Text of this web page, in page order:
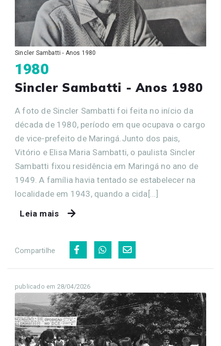
Sincler Sambatti - Anos 1980
1980
Sincler Sambatti - Anos 1980
A foto de Sincler Sambatti foi feita no início da
década de 1980, período em que ocupava o cargo
de vice-prefeito de Maringá.Junto dos pais,
Vitório e Elisa Maria Sambatti, o paulista Sincler
Sambatti fixou residência em Maringá no ano de
1949. A família havia tentado se estabelecer na
localidade em 1943, quando a cida[...]
Leia mais
Compartilhe
publicado em 28/04/2026